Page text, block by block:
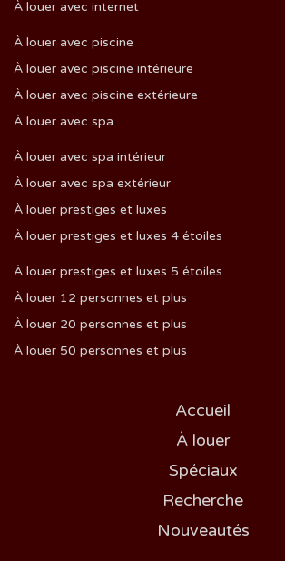
À louer avec internet
À louer avec piscine
À louer avec piscine intérieure
À louer avec piscine extérieure
À louer avec spa
À louer avec spa intérieur
À louer avec spa extérieur
À louer prestiges et luxes
À louer prestiges et luxes 4 étoiles
À louer prestiges et luxes 5 étoiles
À louer 12 personnes et plus
À louer 20 personnes et plus
À louer 50 personnes et plus
Accueil
À louer
Spéciaux
Recherche
Nouveautés